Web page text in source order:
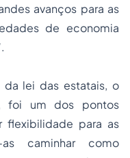
avanços para as
de economia
da lei das estatais, o
foi um dos pontos
flexibilidade para as
as caminhar como